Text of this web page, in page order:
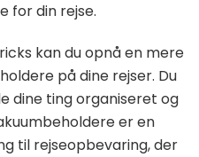
din rejse.
kan du opnå en mere
på dine rejser. Du
dine ting organiseret og
er en
til rejseopbevaring, der